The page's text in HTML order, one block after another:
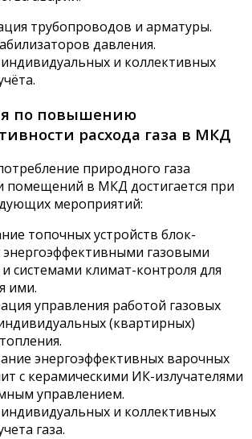
трубопроводов и арматуры.
давления.
и коллективных
по повышению
расхода газа в МКД
природного газа
помещений в МКД достигается при
мероприятий:
топочных устройств блок-
энергоэффективными газовыми
системами климат-контроля для
ими.
управления работой газовых
(квартирных)
энергоэффективных варочных
с керамическими ИК-излучателями
управлением.
и коллективных
газа.